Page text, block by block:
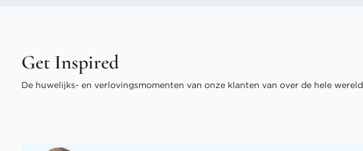
Get Inspired
De huwelijks- en verlovingsmomenten van onze klanten van over de hele wereld